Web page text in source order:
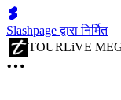
Slashpage द्वारा निर्मित
TOURLiVE